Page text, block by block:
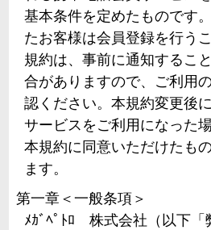
基本条件を定めたものです
たお客様は会員登録を行う
規約は、事前に通知するこ
合がありますので、ご利用
認ください。本規約変更後
サービスをご利用になった
本規約に同意いただけたも
ます。
第一章＜一般条項＞
ﾒｶﾞﾍﾟﾄﾛ 株式会社（以下「